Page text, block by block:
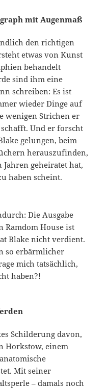
mit Augenmaß
den richtigen
etwas von Kunst
behandelt
sind ihm eine
schreiben: Es ist
wieder Dinge auf
wenigen Strichen er
Und er forscht
gelungen, beim
herauszufinden,
Jahren geheiratet hat,
haben scheint.
Die Ausgabe
Ramdom House ist
Blake nicht verdient.
so erbärmlicher
mich tatsächlich,
haben?!
Schilderung davon,
Horkstow, einem
Mit seiner
– damals noch